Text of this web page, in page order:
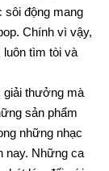
sôi động mang
Chính vì vậy,
tìm tòi và
giải thưởng mà
sản phẩm
những nhạc
nay. Những ca